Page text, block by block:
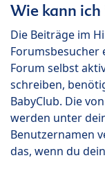
Wie kann ich
Die Beiträge im
Forumsbesucher
Forum selbst
schreiben,
BabyClub. Die
werden unter
Benutzernamen
das, wenn du